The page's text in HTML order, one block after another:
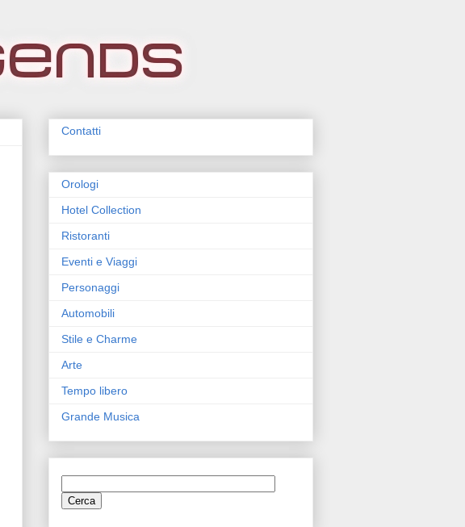
Contatti
Orologi
Hotel Collection
Ristoranti
Eventi e Viaggi
Personaggi
Automobili
Stile e Charme
Arte
Tempo libero
Grande Musica